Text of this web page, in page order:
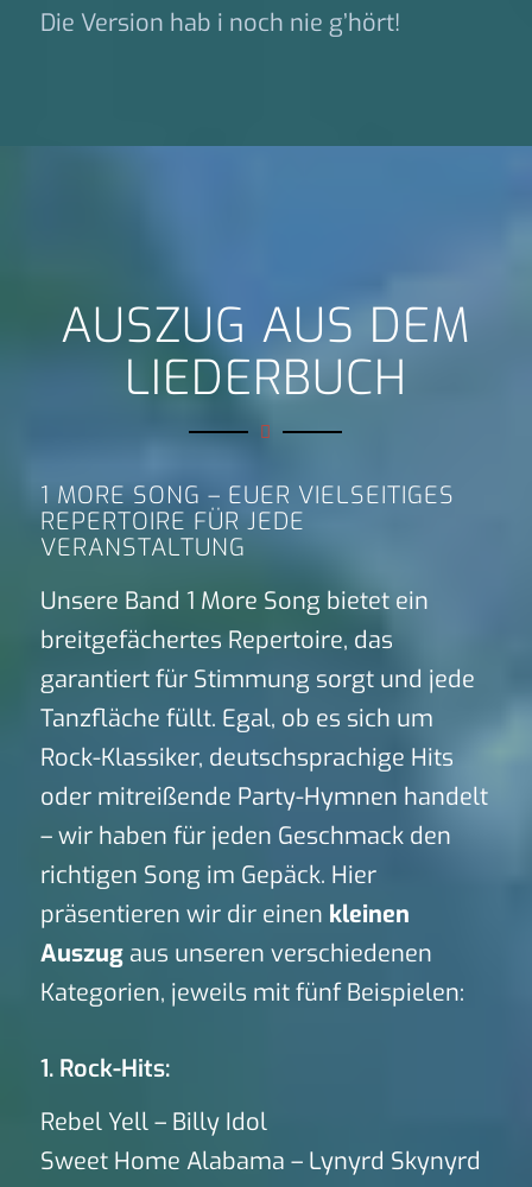
Die Version hab i noch nie g’hört!
AUSZUG AUS DEM
LIEDERBUCH
1 MORE SONG – EUER VIELSEITIGES
REPERTOIRE FÜR JEDE
VERANSTALTUNG
Unsere Band 1 More Song bietet ein
breitgefächertes Repertoire, das
garantiert für Stimmung sorgt und jede
Tanzfläche füllt. Egal, ob es sich um
Rock-Klassiker, deutschsprachige Hits
oder mitreißende Party-Hymnen handelt
– wir haben für jeden Geschmack den
richtigen Song im Gepäck. Hier
präsentieren wir dir einen kleinen
Auszugaus unseren verschiedenen
Kategorien, jeweils mit fünf Beispielen:
1. Rock-Hits:
Rebel Yell – Billy Idol
Sweet Home Alabama – Lynyrd Skynyrd